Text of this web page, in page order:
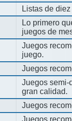
Listas de
Lo primero
juegos de
Juegos
juego.
Juegos
Juegos semi-
gran calidad.
Juegos